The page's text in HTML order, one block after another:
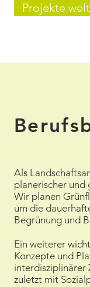
Projekte
Als
planerischer und
Wir planen
um die
Begrünung und
Ein weiterer
Konzepte und
interdisziplinärer
zuletzt mit